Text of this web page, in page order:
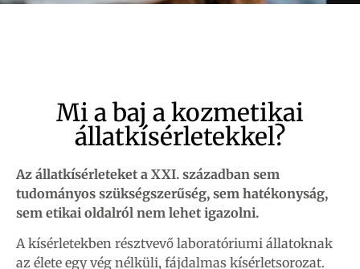
Mi a baj a kozmetikai
állatkísérletekkel?
Az állatkísérleteket a XXI. században sem
tudományos szükségszerűség, sem hatékonyság,
sem etikai oldalról nem lehet igazolni.
A kísérletekben résztvevő laboratóriumi állatoknak
az élete egy vég nélküli, fájdalmas kísérletsorozat.